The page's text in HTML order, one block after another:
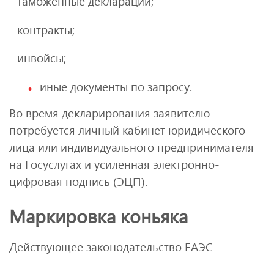
- контракты;
- инвойсы;
иные документы по запросу.
Во время декларирования заявителю
потребуется личный кабинет юридического
лица или индивидуального предпринимателя
на Госуслугах и усиленная электронно-
цифровая подпись (ЭЦП).
Маркировка коньяка
Действующее законодательство ЕАЭС